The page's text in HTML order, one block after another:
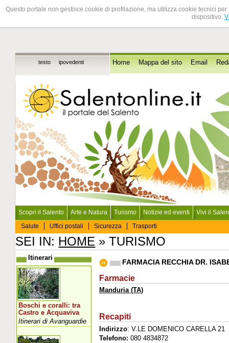
Questo portale non gestisce cookie di profilazione, ma utilizza cookie tecnici
dispositivo.
testo ipovedenti Home Mappa del sito Email
Scopri il Salento Arte e Natura Turismo Notizie ed eventi
Vivi il
Salute
Uffici postali Sicurezza Trasporti
SEI IN: HOME » TURISMO
FARMACIA RECCHIA DR.
Farmacie
Manduria (TA)
Recapiti
Indirizzo: V.LE DOMENICO CARELLA 21
Telefono: 080 4834872
Itinerari
Boschi e coralli: tra
Castro e Acquaviva
Itinerari di Avanguardie